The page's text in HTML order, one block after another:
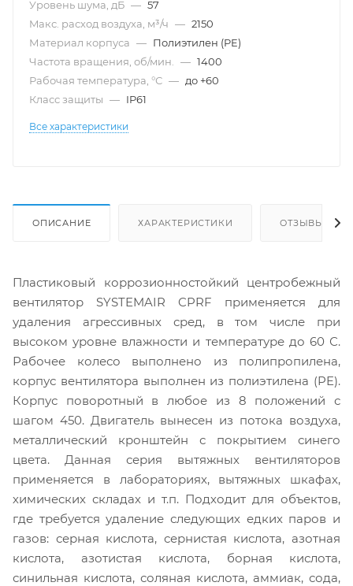
Уровень шума, дБ — 57
Maкс. расход воздуха, м³/ч — 2150
Материал корпуса — Полиэтилен (PE)
Частота вращения, об/мин.
— 1400
Рабочая температура, °С — до +60
Класс защиты — IP61
Все характеристики
ОПИСАНИЕ ХАРАКТЕРИСТИКИ ОТЗЫВЫ
Пластиковый коррозионностойкий центробежный
вентилятор SYSTEMAIR CPRF применяется для
удаления агрессивных сред, в том числе при
высоком уровне влажности и температуре до 60 С.
Рабочее колесо выполнено из полипропилена,
корпус вентилятора выполнен из полиэтилена (PE).
Корпус поворотный в любое из 8 положений с
шагом 450. Двигатель вынесен из потока воздуха,
металлический кронштейн с покрытием синего
цвета. Данная серия вытяжных вентиляторов
применяется в лабораториях, вытяжных шкафах,
химических складах и т.п. Подходит для объектов,
где требуется удаление следующих едких паров и
газов: серная кислота, сернистая кислота, азотная
кислота, азотистая кислота, борная кислота,
синильная кислота, соляная кислота, аммиак, сода,